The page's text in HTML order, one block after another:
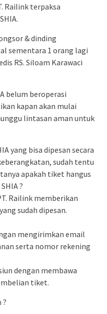
Railink terpaksa
& dinding
sementara 1 orang lagi
RS. Siloam Karawaci
belum beroperasi
kapan akan mulai
lintasan aman untuk
yang bisa dipesan secara
sudah tentu
apakah tiket hangus
?
Railink memberikan
sudah dipesan.
mengirimkan email
serta nomor rekening
dengan membawa
tiket.
?